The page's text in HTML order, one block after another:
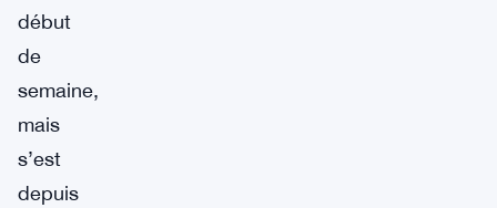
début
de
semaine,
mais
s’est
depuis